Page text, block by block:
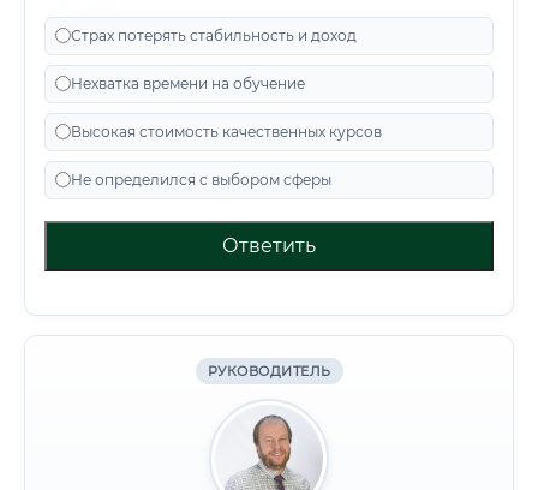
Страх потерять стабильность и доход
Нехватка времени на обучение
Высокая стоимость качественных курсов
Не определился с выбором сферы
Ответить
РУКОВОДИТЕЛЬ